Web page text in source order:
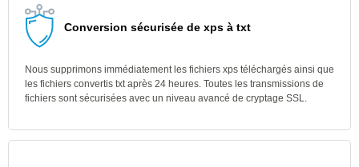
Conversion sécurisée de xps à txt
Nous supprimons immédiatement les fichiers xps téléchargés ainsi que
les fichiers convertis txt après 24 heures. Toutes les transmissions de
fichiers sont sécurisées avec un niveau avancé de cryptage SSL.